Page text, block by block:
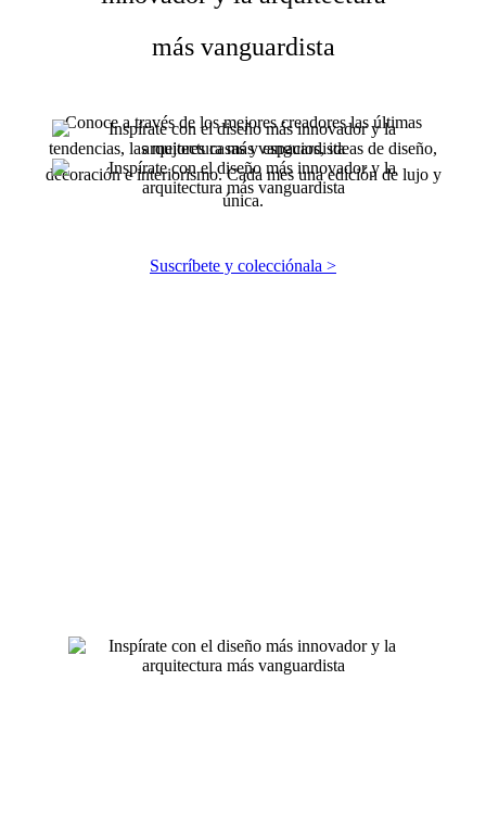
más vanguardista
Conoce a través de los mejores creadores las últimas
tendencias, las mejores casas y espacios, ideas de diseño,
decoración e interiorismo. Cada mes una edición de lujo y
única.
Suscríbete y colecciónala >